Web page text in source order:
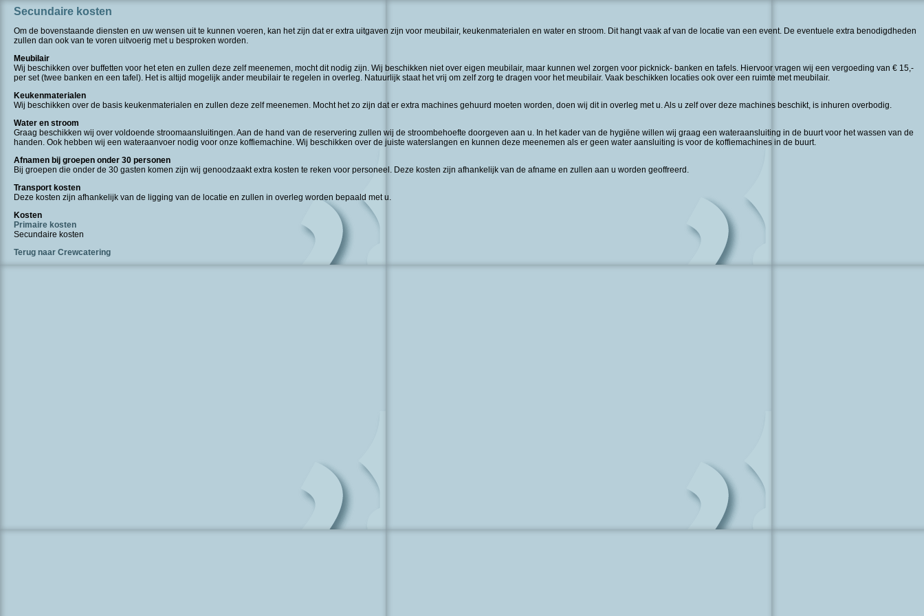
Secundaire kosten
Om de bovenstaande diensten en uw wensen uit te kunnen voeren, kan het zijn dat er extra uitgaven zijn voor meubilair, keukenmaterialen en water en stroom. Dit hangt vaak af van de locatie van een event. De eventuele extra benodigdheden
zullen dan ook van te voren uitvoerig met u besproken worden.
Meubilair
Wij beschikken over buffetten voor het eten en zullen deze zelf meenemen, mocht dit nodig zijn. Wij beschikken niet over eigen meubilair, maar kunnen wel zorgen voor picknick- banken en tafels. Hiervoor vragen wij een vergoeding van € 15,-
per set (twee banken en een tafel). Het is altijd mogelijk ander meubilair te regelen in overleg. Natuurlijk staat het vrij om zelf zorg te dragen voor het meubilair. Vaak beschikken locaties ook over een ruimte met meubilair.
Keukenmaterialen
Wij beschikken over de basis keukenmaterialen en zullen deze zelf meenemen. Mocht het zo zijn dat er extra machines gehuurd moeten worden, doen wij dit in overleg met u. Als u zelf over deze machines beschikt, is inhuren overbodig.
Water en stroom
Graag beschikken wij over voldoende stroomaansluitingen. Aan de hand van de reservering zullen wij de stroombehoefte doorgeven aan u. In het kader van de hygiëne willen wij graag een wateraansluiting in de buurt voor het wassen van de
handen. Ook hebben wij een wateraanvoer nodig voor onze koffiemachine. Wij beschikken over de juiste waterslangen en kunnen deze meenemen als er geen water aansluiting is voor de koffiemachines in de buurt.
Afnamen bij groepen onder 30 personen
Bij groepen die onder de 30 gasten komen zijn wij genoodzaakt extra kosten te reken voor personeel. Deze kosten zijn afhankelijk van de afname en zullen aan u worden geoffreerd.
Transport kosten
Deze kosten zijn afhankelijk van de ligging van de locatie en zullen in overleg worden bepaald met u.
Kosten
Primaire kosten
Secundaire kosten
Terug naar Crewcatering